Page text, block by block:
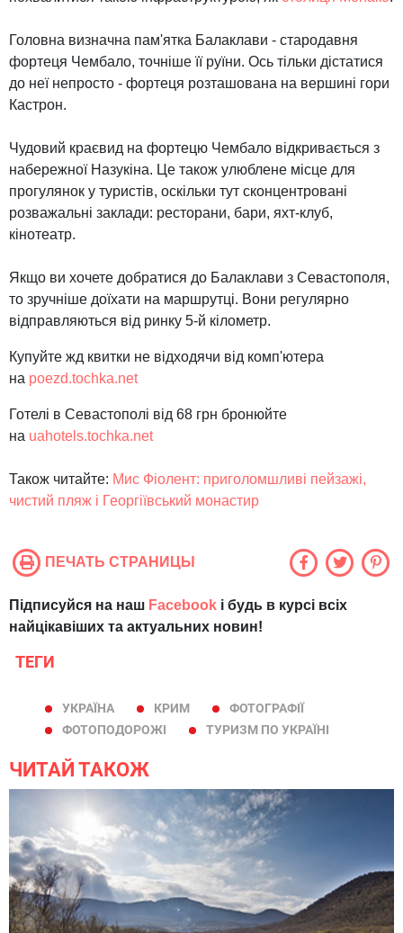
Головна визначна пам'ятка Балаклави - стародавня
фортеця Чембало, точніше її руїни. Ось тільки дістатися
до неї непросто - фортеця розташована на вершині гори
Кастрон.
Чудовий краєвид на фортецю Чембало відкривається з
набережної Назукіна. Це також улюблене місце для
прогулянок у туристів, оскільки тут сконцентровані
розважальні заклади: ресторани, бари, яхт-клуб,
кінотеатр.
Якщо ви хочете добратися до Балаклави з Севастополя,
то зручніше доїхати на маршрутці. Вони регулярно
відправляються від ринку 5-й кілометр.
Купуйте жд квитки не відходячи від комп'ютера
на poezd.tochka.net
Готелі в Севастополі від 68 грн бронюйте
на uahotels.tochka.net
Також читайте: Мис Фіолент: приголомшливі пейзажі,
чистий пляж і Георгіївський монастир
ПЕЧАТЬ СТРАНИЦЫ
Підписуйся на наш Facebook і будь в курсі всіх
найцікавіших та актуальних новин!
ТЕГИ
УКРАЇНА КРИМ
ФОТОГРАФІЇ
ФОТОПОДОРОЖІ
ТУРИЗМ ПО УКРАЇНІ
ЧИТАЙ ТАКОЖ